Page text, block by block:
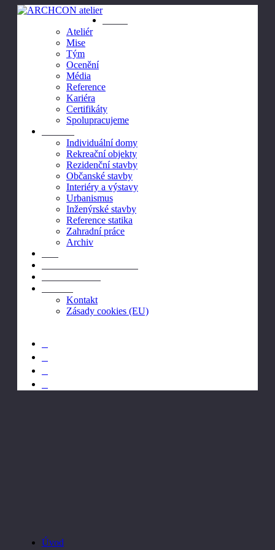
Ateliér
Mise
Tým
Ocenění
Média
Reference
Kariéra
Certifikáty
Spolupracujeme
Individuální domy
Rekreační objekty
Rezidenční stavby
Občanské stavby
Interiéry a výstavy
Urbanismus
Inženýrské stavby
Reference statika
Zahradní práce
Archiv
Kontakt
Zásady cookies (EU)
Úvod